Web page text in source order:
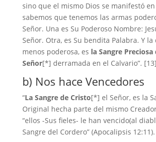
sino que el mismo Dios se manifestó
sabemos que tenemos las armas
Señor. Una es Su Poderoso Nombre:
Señor. Otra, es Su bendita Palabra. Y la
menos poderosa, es la Sangre
Señor[*] derramada en el Calvario”. [13]
b) Nos hace Vencedores
“La Sangre de Cristo[*] el Señor, es la
Original hecha parte del mismo
“ellos -Sus fieles- le han vencido(al
Sangre del Cordero” (Apocalipsis